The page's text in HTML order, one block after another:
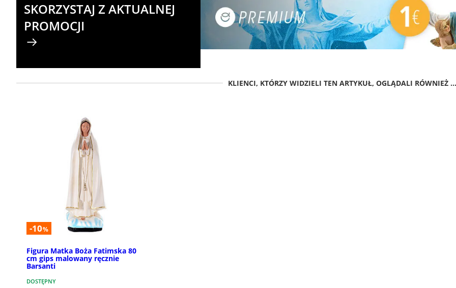
SKORZYSTAJ Z AKTUALNEJ
PROMOCJI
KLIENCI, KTÓRZY WIDZIELI TEN ARTYKUŁ, OGLĄDALI RÓWNIEŻ ...
-10%
Figura Matka Boża Fatimska 80
cm gips malowany ręcznie
Barsanti
DOSTĘPNY